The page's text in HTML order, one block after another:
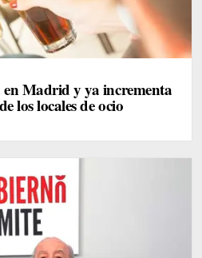
en Madrid y ya incrementa
los locales de ocio